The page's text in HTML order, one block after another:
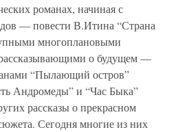
романах, начиная с
— повести В.Итина “Страна
многоплановыми
о будущем —
“Пылающий остров”
Андромеды” и “Час Быка”
рассказы о прекрасном
Сегодня многие из них